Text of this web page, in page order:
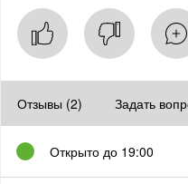
Отзывы (2) Задать
Открыто до 19:00